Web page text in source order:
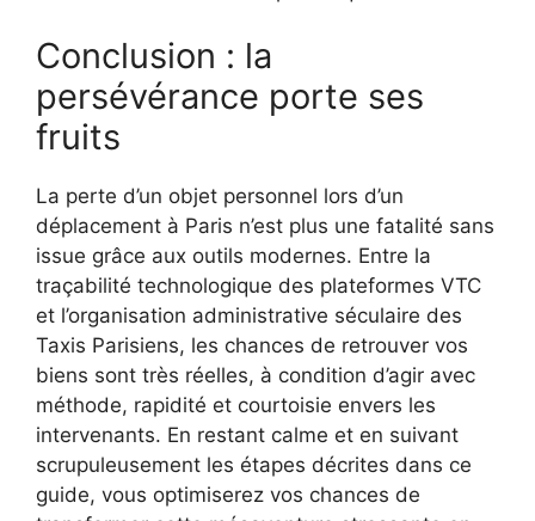
Conclusion : la
persévérance porte ses
fruits
La perte d’un objet personnel lors d’un
déplacement à Paris n’est plus une fatalité sans
issue grâce aux outils modernes. Entre la
traçabilité technologique des plateformes VTC
et l’organisation administrative séculaire des
Taxis Parisiens, les chances de retrouver vos
biens sont très réelles, à condition d’agir avec
méthode, rapidité et courtoisie envers les
intervenants. En restant calme et en suivant
scrupuleusement les étapes décrites dans ce
guide, vous optimiserez vos chances de